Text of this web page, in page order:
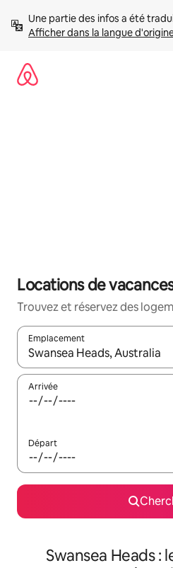
directement
Afficher dans la langue
Locations de
Trouvez et réservez des
Emplacement
Quand les résultats sont
Arrivée
Départ
Swansea Heads :